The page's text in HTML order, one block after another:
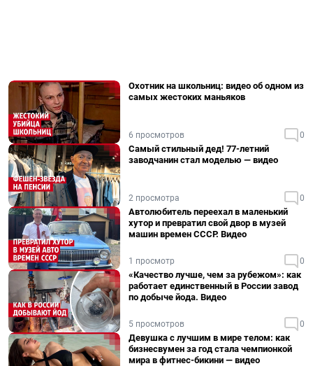
Охотник на школьниц: видео об одном из
самых жестоких маньяков
6 просмотров 0
Самый стильный дед! 77-летний
заводчанин стал моделью — видео
2 просмотра 0
Автолюбитель переехал в маленький
хутор и превратил свой двор в музей
машин времен СССР. Видео
1 просмотр 0
«Качество лучше, чем за рубежом»: как
работает единственный в России завод
по добыче йода. Видео
5 просмотров 0
Девушка с лучшим в мире телом: как
бизнесвумен за год стала чемпионкой
мира в фитнес-бикини — видео